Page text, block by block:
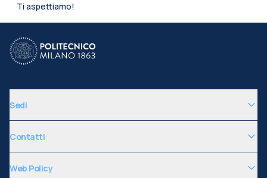
Ti aspettiamo!
Sedi
Contatti
Web Policy